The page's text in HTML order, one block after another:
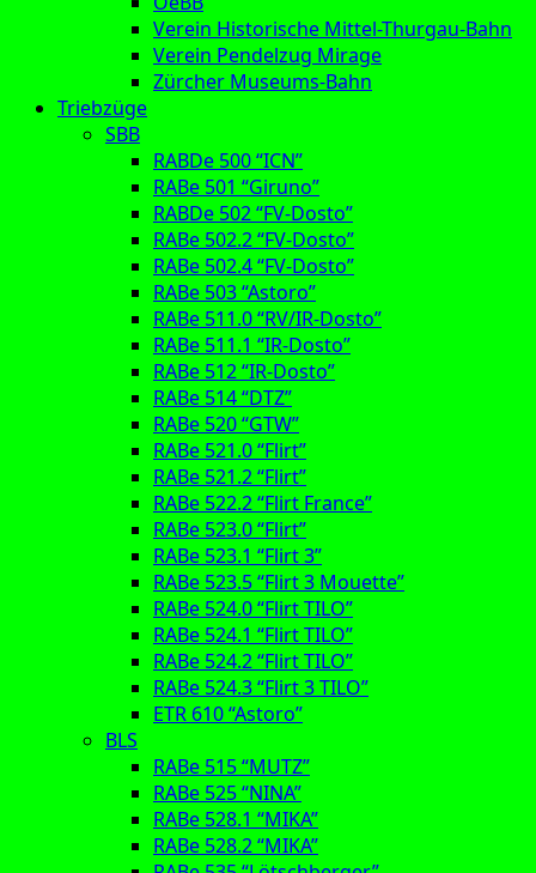
Verein Historische Mittel-Thurgau-Bahn
Verein Pendelzug Mirage
Zürcher Museums-Bahn
Triebzüge
SBB
RABDe 500 “ICN”
RABe 501 “Giruno”
RABDe 502 “FV-Dosto”
RABe 502.2 “FV-Dosto”
RABe 502.4 “FV-Dosto”
RABe 503 “Astoro”
RABe 511.0 “RV/IR-Dosto”
RABe 511.1 “IR-Dosto”
RABe 512 “IR-Dosto”
RABe 514 “DTZ”
RABe 520 “GTW”
RABe 521.0 “Flirt”
RABe 521.2 “Flirt”
RABe 522.2 “Flirt France”
RABe 523.0 “Flirt”
RABe 523.1 “Flirt 3”
RABe 523.5 “Flirt 3 Mouette”
RABe 524.0 “Flirt TILO”
RABe 524.1 “Flirt TILO”
RABe 524.2 “Flirt TILO”
RABe 524.3 “Flirt 3 TILO”
ETR 610 “Astoro”
BLS
RABe 515 “MUTZ”
RABe 525 “NINA”
RABe 528.1 “MIKA”
RABe 528.2 “MIKA”